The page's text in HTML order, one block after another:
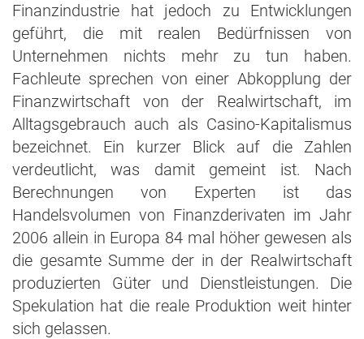
Finanzindustrie hat jedoch zu Entwicklungen
geführt, die mit realen Bedürfnissen von
Unternehmen nichts mehr zu tun haben.
Fachleute sprechen von einer Abkopplung der
Finanzwirtschaft von der Realwirtschaft, im
Alltagsgebrauch auch als Casino-Kapitalismus
bezeichnet. Ein kurzer Blick auf die Zahlen
verdeutlicht, was damit gemeint ist. Nach
Berechnungen von Experten ist das
Handelsvolumen von Finanzderivaten im Jahr
2006 allein in Europa 84 mal höher gewesen als
die gesamte Summe der in der Realwirtschaft
produzierten Güter und Dienstleistungen. Die
Spekulation hat die reale Produktion weit hinter
sich gelassen.